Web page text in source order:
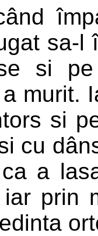
sa-
si
murit.
si
cu
a
prin